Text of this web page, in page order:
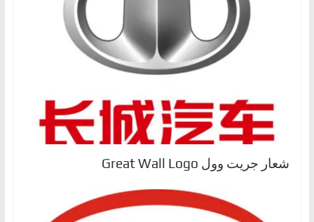
شعار جريت وول Great Wall Logo